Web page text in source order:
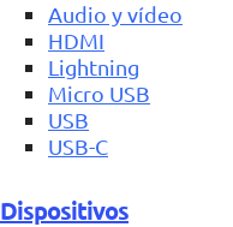
Audio y vídeo
HDMI
Lightning
Micro USB
USB
USB-C
Dispositivos